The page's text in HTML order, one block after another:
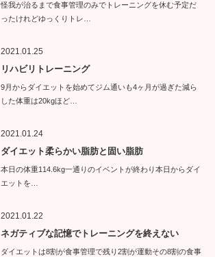
怪我が治るまで食事管理のみでトレーニングを休む予定だ
ったけれどゆっくりトレ…
2021.01.25
リハビリトレーニング
9月からダイエットを始めてジム通いも4ヶ月が過ぎた減ら
した体重は20kgほど…
2021.01.24
ダイエット柔らかい脂肪と固い脂肪
本日の体重114.6kg一通りのイベントが終わり本日からダイ
エットを…
2021.01.22
ネガティブな記憶でトレーニングを終えない
ダイエットは8割が食事管理で残り2割が運動その8割の食事